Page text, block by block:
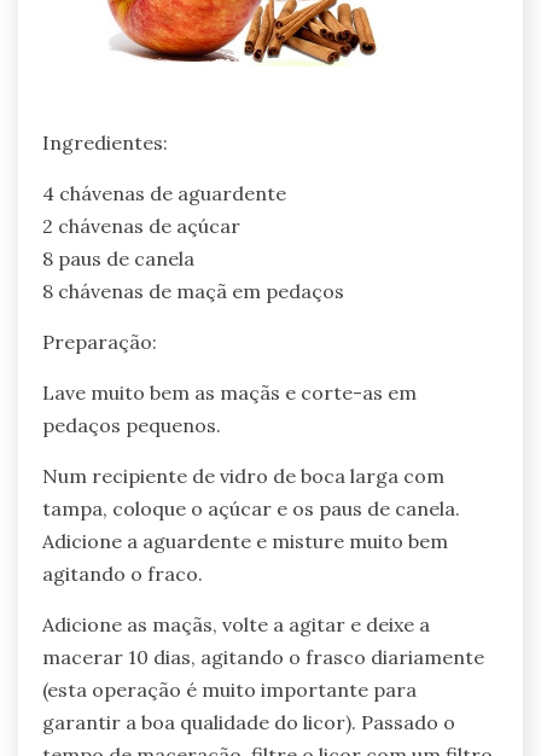
Ingredientes:
4 chávenas de aguardente
2 chávenas de açúcar
8 paus de canela
8 chávenas de maçã em pedaços
Preparação:
Lave muito bem as maçãs e corte-as em
pedaços pequenos.
Num recipiente de vidro de boca larga com
tampa, coloque o açúcar e os paus de canela.
Adicione a aguardente e misture muito bem
agitando o fraco.
Adicione as maçãs, volte a agitar e deixe a
macerar 10 dias, agitando o frasco diariamente
(esta operação é muito importante para
garantir a boa qualidade do licor). Passado o